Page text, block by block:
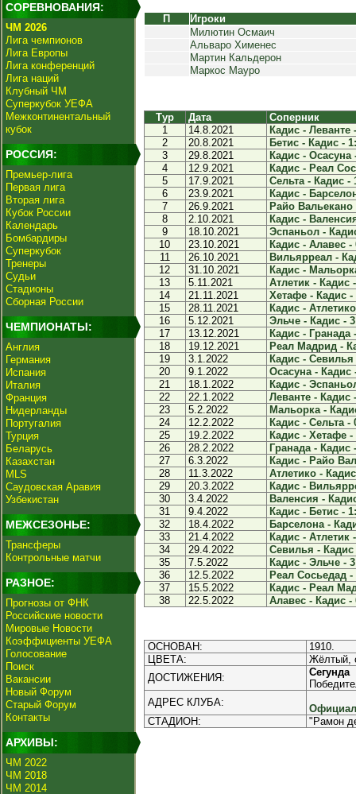
СОРЕВНОВАНИЯ:
ЧМ 2026
Лига чемпионов
Лига Европы
Лига конференций
Лига наций
Клубный ЧМ
Суперкубок УЕФА
Межконтинентальный
кубок
РОССИЯ:
Премьер-лига
Первая лига
Вторая лига
Кубок России
Календарь
Бомбардиры
Суперкубок
Тренеры
Судьи
Стадионы
Сборная России
ЧЕМПИОНАТЫ:
Англия
Германия
Испания
Италия
Франция
Нидерланды
Португалия
Турция
Беларусь
Казахстан
MLS
Саудовская Аравия
Узбекистан
МЕЖСЕЗОНЬЕ:
Трансферы
Контрольные матчи
РАЗНОЕ:
Прогнозы от ФНК
Российские новости
Мировые Новости
Коэффициенты УЕФА
Голосование
Поиск
Вакансии
Новый Форум
Старый Форум
Контакты
АРХИВЫ:
ЧМ 2022
ЧМ 2018
ЧМ 2014
П
Игроки
Милютин Осмаич
Альваро Хименес
Мартин Кальдерон
Маркос Мауро
Тур Дата
Соперник
1
14.8.2021
Кадис - Леванте
2
20.8.2021
Бетис - Кадис -
3
29.8.2021
Кадис - Осасуна
4
12.9.2021
Кадис - Реал
5
17.9.2021
Сельта - Кадис -
6
23.9.2021
Кадис -
7
26.9.2021
Райо Вальекано
8
2.10.2021
Кадис -
9
18.10.2021
Эспаньол -
10
23.10.2021
Кадис - Алавес -
11
26.10.2021
Вильярреал -
12
31.10.2021
Кадис -
13
5.11.2021
Атлетик - Кадис
14
21.11.2021
Хетафе - Кадис -
15
28.11.2021
Кадис -
16
5.12.2021
Эльче - Кадис -
17
13.12.2021
Кадис - Гранада
18
19.12.2021
Реал Мадрид -
19
3.1.2022
Кадис - Севилья
20
9.1.2022
Осасуна - Кадис
21
18.1.2022
Кадис -
22
22.1.2022
Леванте - Кадис
23
5.2.2022
Мальорка -
24
12.2.2022
Кадис - Сельта -
25
19.2.2022
Кадис - Хетафе -
26
28.2.2022
Гранада - Кадис
27
6.3.2022
Кадис - Райо
28
11.3.2022
Атлетико -
29
20.3.2022
Кадис -
30
3.4.2022
Валенсия -
31
9.4.2022
Кадис - Бетис -
32
18.4.2022
Барселона -
33
21.4.2022
Кадис - Атлетик
34
29.4.2022
Севилья - Кадис
35
7.5.2022
Кадис - Эльче -
36
12.5.2022
Реал Сосьедад -
37
15.5.2022
Кадис - Реал
38
22.5.2022 Алавес - Кадис -
ОСНОВАН:
1910.
ЦВЕТА:
Жёлтый,
ДОСТИЖЕНИЯ:
Сегунда
АДРЕС КЛУБА:
СТАДИОН:
"Рамон